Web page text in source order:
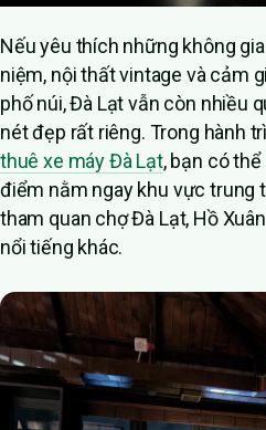
Nếu yêu thích những không
niệm, nội thất vintage và cảm
phố núi, Đà Lạt vẫn còn nhiều
nét đẹp rất riêng. Trong hành
thuê xe máy Đà Lạt, bạn có
điểm nằm ngay khu vực trung
tham quan chợ Đà Lạt, Hồ
nổi tiếng khác.